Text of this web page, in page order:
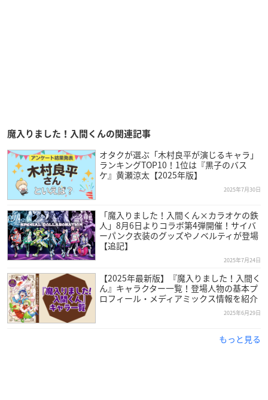
魔入りました！入間くんの関連記事
オタクが選ぶ「木村良平が演じるキャラ」
ランキングTOP10！1位は『黒子のバス
ケ』黄瀬涼太【2025年版】
2025年7月30日
「魔入りました！入間くん×カラオケの鉄
人」8月6日よりコラボ第4弾開催！サイバ
ーパンク衣装のグッズやノベルティが登場
【追記】
2025年7月24日
【2025年最新版】『魔入りました！入間く
ん』キャラクター一覧！登場人物の基本プ
ロフィール・メディアミックス情報を紹介
2025年6月29日
もっと見る